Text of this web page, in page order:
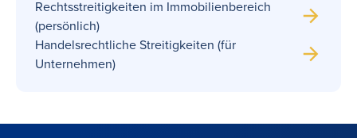
Rechtsstreitigkeiten im Immobilienbereich
(persönlich)
Handelsrechtliche Streitigkeiten (für
Unternehmen)